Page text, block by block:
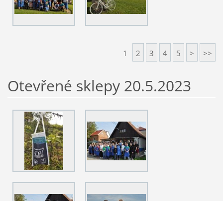
1 2 3 4 5 > >>
Otevřené sklepy 20.5.2023